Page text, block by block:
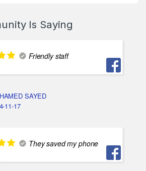
Is Saying
Friendly staff
SAYED
11-17
They saved my phone